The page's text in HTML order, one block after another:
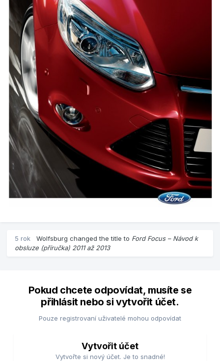
5 rok Wolfsburg changed the title to Ford Focus – Návod k
obsluze (příručka) 2011 až 2013
Pokud chcete odpovídat, musíte se
přihlásit nebo si vytvořit účet.
Pouze registrovaní uživatelé mohou odpovídat
Vytvořit účet
Vytvořte si nový účet. Je to snadné!